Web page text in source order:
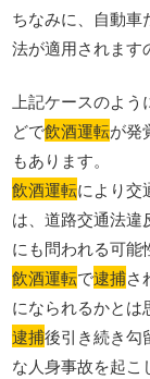
ちなみに、自動車
法が適用されます
上記ケースのよう
どで飲酒運転が発
もあります。
飲酒運転により交
は、道路交通法違
にも問われる可能
飲酒運転で逮捕さ
になられるかとは
逮捕後引き続き勾
な人身事故を起こ